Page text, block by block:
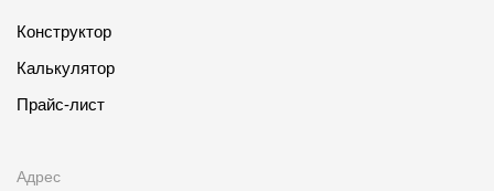
Конструктор
Калькулятор
Прайс-лист
Адрес